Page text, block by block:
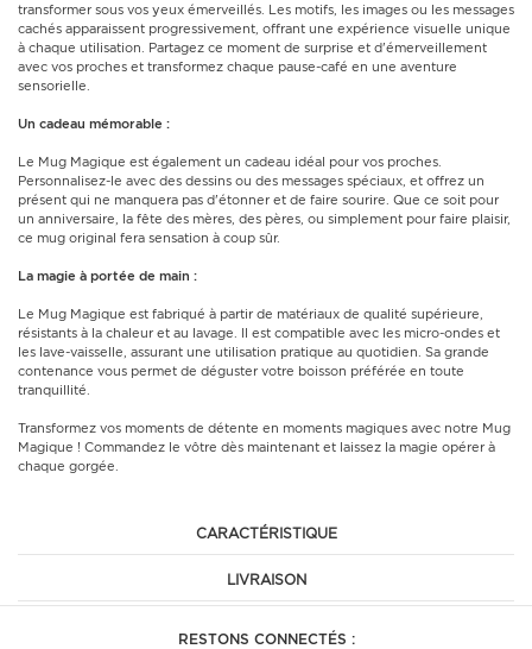
transformer sous vos yeux émerveillés. Les motifs, les images ou les messages
cachés apparaissent progressivement, offrant une expérience visuelle unique
à chaque utilisation. Partagez ce moment de surprise et d'émerveillement
avec vos proches et transformez chaque pause-café en une aventure
sensorielle.
Un cadeau mémorable :
Le Mug Magique est également un cadeau idéal pour vos proches.
Personnalisez-le avec des dessins ou des messages spéciaux, et offrez un
présent qui ne manquera pas d'étonner et de faire sourire. Que ce soit pour
un anniversaire, la fête des mères, des pères, ou simplement pour faire plaisir,
ce mug original fera sensation à coup sûr.
La magie à portée de main :
Le Mug Magique est fabriqué à partir de matériaux de qualité supérieure,
résistants à la chaleur et au lavage. Il est compatible avec les micro-ondes et
les lave-vaisselle, assurant une utilisation pratique au quotidien. Sa grande
contenance vous permet de déguster votre boisson préférée en toute
tranquillité.
Transformez vos moments de détente en moments magiques avec notre Mug
Magique ! Commandez le vôtre dès maintenant et laissez la magie opérer à
chaque gorgée.
CARACTÉRISTIQUE
LIVRAISON
RESTONS CONNECTÉS :